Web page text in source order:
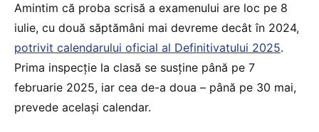
Amintim că proba scrisă a examenului are loc pe 8
iulie, cu două săptămâni mai devreme decât în 2024,
potrivit calendarului oficial al Definitivatului 2025.
Prima inspecție la clasă se susține până pe 7
februarie 2025, iar cea de-a doua – până pe 30 mai,
prevede același calendar.